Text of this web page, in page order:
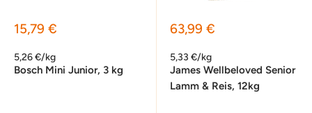
Sonderpreis
15,79 €
5,26 €/kg
Bosch Mini Junior, 3 kg
Sonderpreis
63,99 €
5,33 €/kg
James Wellbeloved Senior
Lamm & Reis, 12kg